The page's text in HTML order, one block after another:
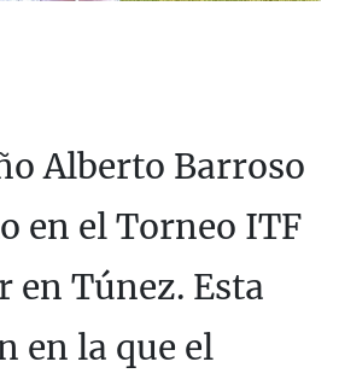
Alberto Barroso
en el Torneo ITF
en Túnez. Esta
en la que el